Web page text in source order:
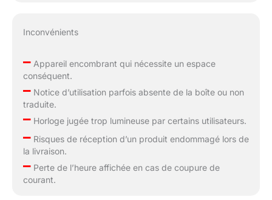
Inconvénients
–Appareil encombrant qui nécessite un espace
conséquent.
–Notice d’utilisation parfois absente de la boîte ou non
traduite.
–Horloge jugée trop lumineuse par certains utilisateurs.
–Risques de réception d’un produit endommagé lors de
la livraison.
–Perte de l’heure affichée en cas de coupure de
courant.